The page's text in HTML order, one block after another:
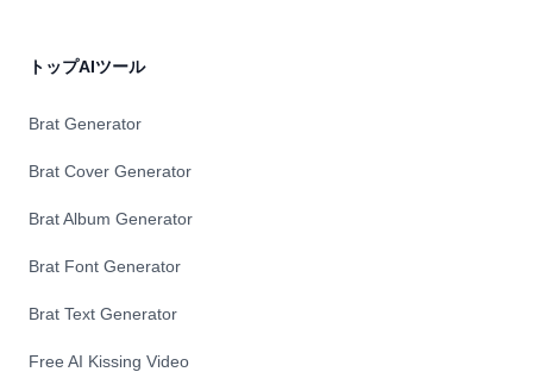
トップAIツール
Brat Generator
Brat Cover Generator
Brat Album Generator
Brat Font Generator
Brat Text Generator
Free AI Kissing Video